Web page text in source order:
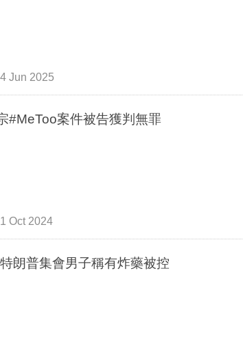
Jun 2025
#MeToo案件被告獲判無罪
Oct 2024
朗普集會男子稱有炸藥被控